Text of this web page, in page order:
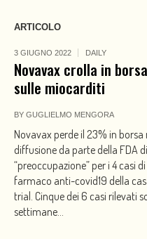
ARTICOLO
3 GIUGNO 2022 DAILY
Novavax crolla in
sulle miocarditi
BY GUGLIELMO MENGORA
Novavax perde il 23% in
diffusione da parte della FDA
“preoccupazione” per i 4 casi
farmaco anti-covid19 della
trial. Cinque dei 6 casi rilevati
settimane...